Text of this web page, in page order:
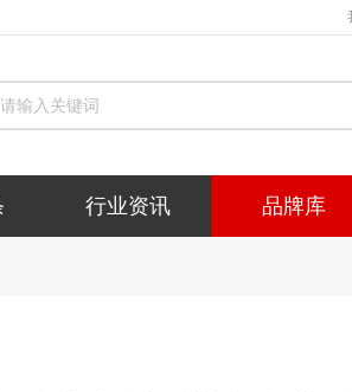
行业资讯 品牌库